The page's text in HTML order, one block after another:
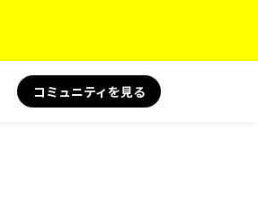
コミュニティを見る